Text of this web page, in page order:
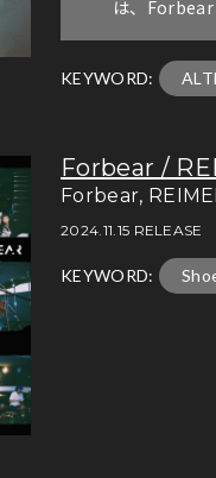
は、Forbear
KEYWORD:
Forbear /
Forbear,
2024.11.15 RELEASE
KEYWORD: